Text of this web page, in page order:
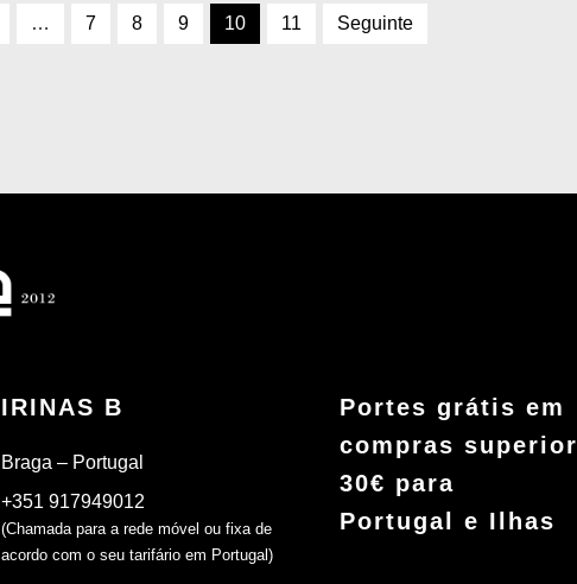
… 7 8 9 10 11 Seguinte
IRINAS B
Braga – Portugal
+351 917949012
(Chamada para a rede móvel ou fixa de
acordo com o seu tarifário em Portugal)
Portes grátis em
compras
30€ para
Portugal e Ilhas